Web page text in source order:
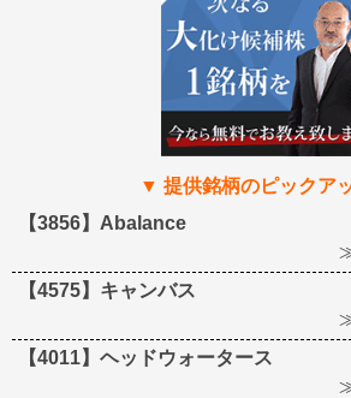
【3856】Abalance
【4575】キャンバス
【4011】ヘッドウォータース